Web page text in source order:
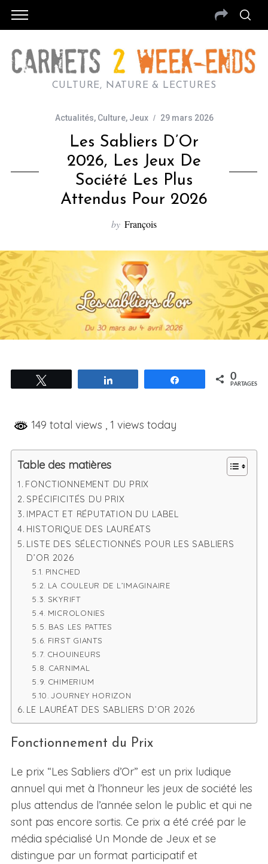
CULTURE, NATURE & LECTURES
Actualités, Culture, Jeux 29 mars 2026
Les Sabliers D’Or
2026, Les Jeux De
Société Les Plus
Attendus Pour 2026
by François
Partagez 0
PARTAGES
149 total views , 1 views today
Table des matières
FONCTIONNEMENT DU PRIX
SPÉCIFICITÉS DU PRIX
IMPACT ET RÉPUTATION DU LABEL
HISTORIQUE DES LAURÉATS
LISTE DES SÉLECTIONNÉS POUR LES SABLIERS
D’OR 2026
PINCHED
LA COULEUR DE L’IMAGINAIRE
SKYRIFT
MICROLONIES
BAS LES PATTES
FIRST GIANTS
CHOUINEURS
CARNIMAL
CHIMERIUM
JOURNEY HORIZON
LE LAURÉAT DES SABLIERS D’OR 2026
Fonctionnement du Prix
Le prix “Les Sabliers d’Or” est un prix ludique
annuel qui met à l’honneur les jeux de société les
plus attendus de l’année selon le public et qui ne
sont pas encore sortis. Ce prix a été créé par le
média spécialisé Un Monde de Jeux et se
distingue par un format participatif et